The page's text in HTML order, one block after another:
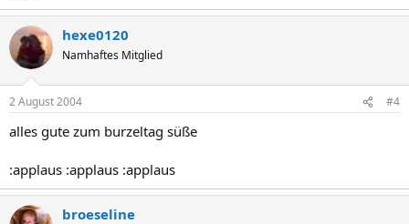
hexe0120
Namhaftes Mitglied
2 August 2004 #4
alles gute zum burzeltag süße
:applaus :applaus :applaus
broeseline